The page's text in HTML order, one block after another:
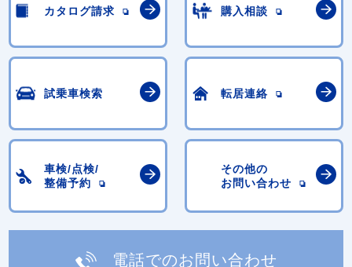
カタログ請求 購入相談
試乗車検索 転居連絡
車検/点検/
整備予約
その他の
お問い合わせ
電話でのお問い合わせ